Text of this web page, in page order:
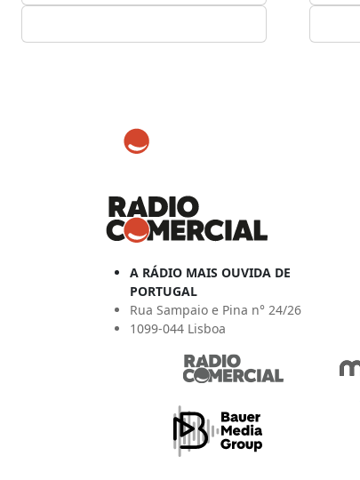
A RÁDIO MAIS OUVIDA DE
PORTUGAL
Rua Sampaio e Pina n° 24/26
1099-044 Lisboa